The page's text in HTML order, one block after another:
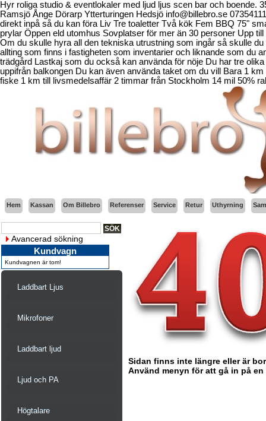
Hyr roliga studio & eventlokaler med ljud ljus scen bar och
Ramsjö Ånge Dörarp Ytterturingen Hedsjö info@billebro.se
direkt inpå så du kan föra Liv Tre toaletter Två kök Fem BBQ 75"
prylar Öppen eld utomhus Sovplatser för mer än 30 personer Upp
Om du skulle hyra all den tekniska utrustning som ingår så skulle
allting som finns i fastigheten som inventarier och liknande som du
trädgård Lastkaj som du också kan använda för nöje Du har tre
uppifrån balkongen Du kan även använda taket om du vill Bara 1
fiske 1 km till livsmedelsaffär 2 timmar från Stockholm 14 mil 50%
Hem Kassan Om Billebro Referenser Service Retur Uthyrning
Avancerad sökning
Kundvagn
Kundvagnen är tom!
Laddbart Ljus
Mikrofoner
Laddbart ljud
Ljud och PA
Högtalare
Sidan finns inte längre eller är
Använd menyn för att gå in på